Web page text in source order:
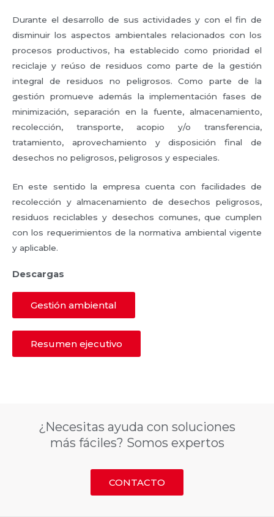
Durante el desarrollo de sus actividades y con el fin de
disminuir los aspectos ambientales relacionados con los
procesos productivos, ha establecido como prioridad el
reciclaje y reúso de residuos como parte de la gestión
integral de residuos no peligrosos. Como parte de la
gestión promueve además la implementación fases de
minimización, separación en la fuente, almacenamiento,
recolección, transporte, acopio y/o transferencia,
tratamiento, aprovechamiento y disposición final de
desechos no peligrosos, peligrosos y especiales.
En este sentido la empresa cuenta con facilidades de
recolección y almacenamiento de desechos peligrosos,
residuos reciclables y desechos comunes, que cumplen
con los requerimientos de la normativa ambiental vigente
y aplicable.
Descargas
Gestión ambiental
Resumen ejecutivo
¿Necesitas ayuda con soluciones
más fáciles? Somos expertos
CONTACTO